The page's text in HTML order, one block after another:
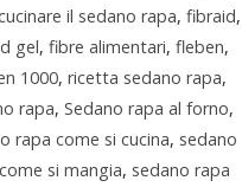
il sedano rapa, fibraid,
gel, fibre alimentari, fleben,
1000, ricetta sedano rapa,
rapa,Sedano rapa al forno,
rapa come si cucina, sedano
si mangia, sedano rapa